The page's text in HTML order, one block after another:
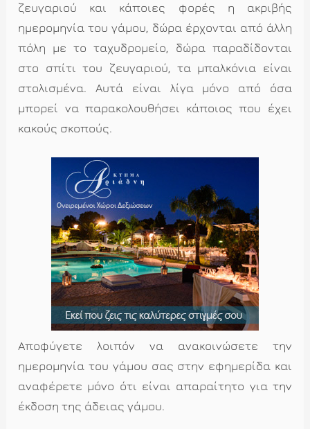
ζευγαριού και κάποιες φορές η ακριβής
ημερομηνία του γάμου, δώρα έρχονται από άλλη
πόλη με το ταχυδρομείο, δώρα παραδίδονται
στο σπίτι του ζευγαριού, τα μπαλκόνια είναι
στολισμένα. Αυτά είναι λίγα μόνο από όσα
μπορεί να παρακολουθήσει κάποιος που έχει
κακούς σκοπούς.
Αποφύγετε λοιπόν να ανακοινώσετε την
ημερομηνία του γάμου σας στην εφημερίδα και
αναφέρετε μόνο ότι είναι απαραίτητο για την
έκδοση της άδειας γάμου.